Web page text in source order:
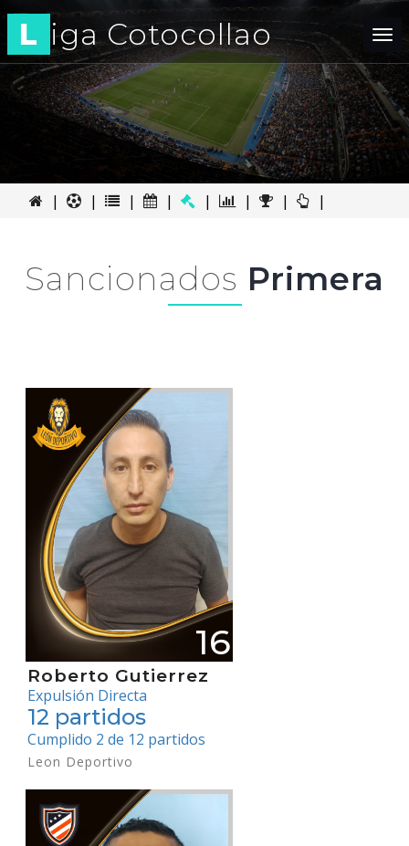
L iga Cotocollao
| | | | | | | |
Sancionados Primera
16
Roberto Gutierrez
Expulsión Directa
12 partidos
Cumplido 2 de 12 partidos
Leon Deportivo